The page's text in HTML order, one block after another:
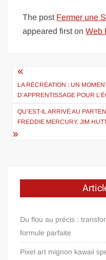
The post Fermer une
appeared first onWeb
Navigation
de
l’article
LA RÉCRÉATION : UN
D’APPRENTISSAGE POUR
QU’EST-IL ARRIVÉ AU
FREDDIE MERCURY, JIM
Du flou au précis :
formule parfaite
Pixel art mignon kawaii